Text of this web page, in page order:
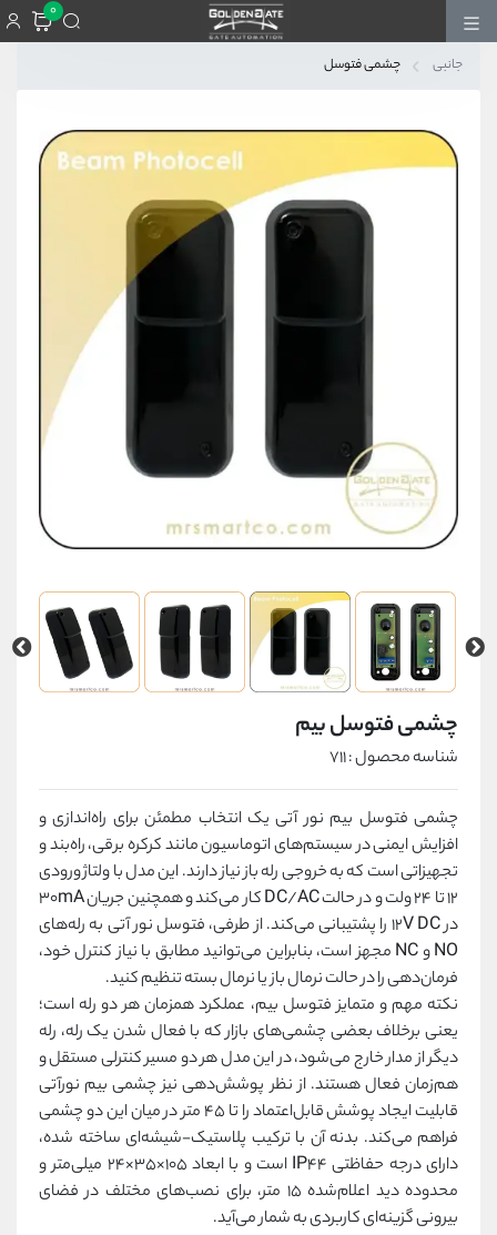
0
جانبی چشمی فتوسل
چشمی فتوسل بیم
شناسه محصول : 711
چشمی فتوسل بیم نور آتی یک انتخاب مطمئن برای راه‌اندازی و
افزایش ایمنی در سیستم‌های اتوماسیون مانند کرکره برقی، راه‌بند و
تجهیزاتی است که به خروجی رله باز نیاز دارند. این مدل با ولتاژ ورودی
12 تا 24 ولت و در حالت DC/AC کار می‌کند و همچنین جریان 30mA
در 12V DC را پشتیبانی می‌کند. از طرفی، فتوسل نور آتی به رله‌های
NO و NC مجهز است، بنابراین می‌توانید مطابق با نیاز کنترل خود،
فرمان‌دهی را در حالت نرمال باز یا نرمال بسته تنظیم کنید.
نکته مهم و متمایز فتوسل بیم، عملکرد همزمان هر دو رله است؛
یعنی برخلاف بعضی چشمی‌های بازار که با فعال شدن یک رله، رله
دیگر از مدار خارج می‌شود، در این مدل هر دو مسیر کنترلی مستقل و
هم‌زمان فعال هستند. از نظر پوشش‌دهی نیز چشمی بیم نورآتی
قابلیت ایجاد پوشش قابل‌اعتماد را تا 45 متر در میان این دو چشمی
فراهم می‌کند. بدنه آن با ترکیب پلاستیک-شیشه‌ای ساخته شده،
دارای درجه حفاظتی IP44 است و با ابعاد 105×35×24 میلی‌متر و
محدوده دید اعلام‌شده 15 متر، برای نصب‌های مختلف در فضای
بیرونی گزینه‌ای کاربردی به شمار می‌آید.